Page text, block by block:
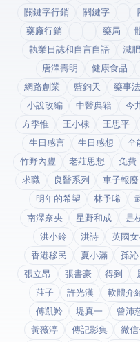
關鍵字行銷
關鍵字
藥廠行銷
藥局
執業日誌和自言自語
減肥
唐澤壽明
健康食品
網路創業
藍鈞天 藥事法
小說改編
中醫典籍 今
方季惟
王小棣 王思平
生日感言
生日感想 全
竹野內豐
老莊思想 免費
求職
良醫系列 車子報廢
明年的希望
林予晞
南澤奈央
星野和成 是
洪小鈴
洪詩 英國女
香港移民
夏小滿 孫
張立昂
張書豪 得到app
莊子
許光漢 軟體介
傅凱羚
堤真一 曾沛
黃薇渟
傳記影集 微